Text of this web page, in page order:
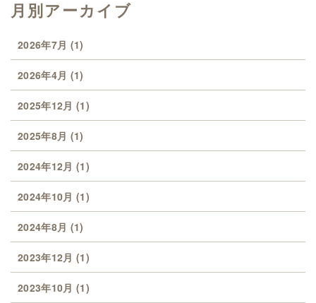
月別アーカイブ
2026年7月 (1)
2026年4月 (1)
2025年12月 (1)
2025年8月 (1)
2024年12月 (1)
2024年10月 (1)
2024年8月 (1)
2023年12月 (1)
2023年10月 (1)